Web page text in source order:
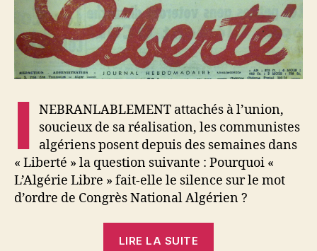
la
question
du
Congrès
National
I NEBRANLABLEMENT attachés à l’union,
soucieux de sa réalisation, les communistes
algériens posent depuis des semaines dans
« Liberté » la question suivante : Pourquoi «
L’Algérie Libre » fait-elle le silence sur le mot
d’ordre de Congrès National Algérien ?
LIRE LA SUITE